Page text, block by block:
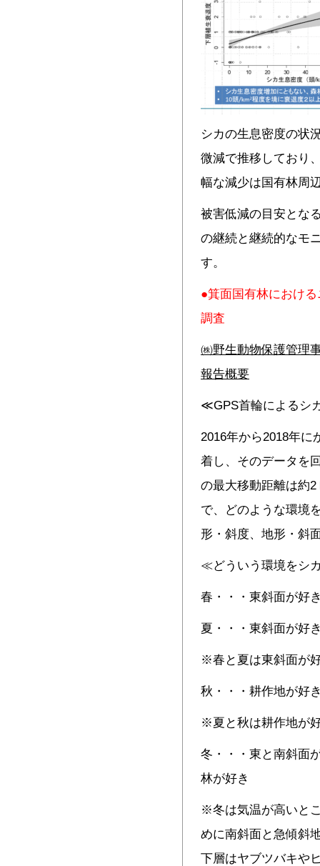
シカの生息密度の状
微減で推移しており
幅な減少は国有林周
被害低減の目安とな
の継続と継続的なモ
す。
●箕面国有林におけ
調査
㈱野生動物保護管
報告概要
≪GPS首輪によるシ
2016年から2018年
着し、そのデータを
の最大移動距離は約
で、どのような環境
形・斜度、地形・斜
≪どういう環境をシ
春・・・東斜面が好
夏・・・東斜面が好
※春と夏は東斜面が
秋・・・耕作地が好
※夏と秋は耕作地が
冬・・・東と南斜面
林が好き
※冬は気温が高いと
めに南斜面と急傾斜
下層はヤブツバキや